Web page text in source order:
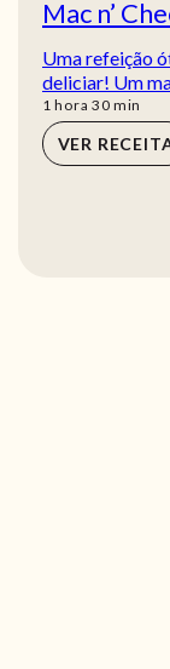
Mac n’
Uma refeição
deliciar! Um
1 hora
hora 30min
min
VER